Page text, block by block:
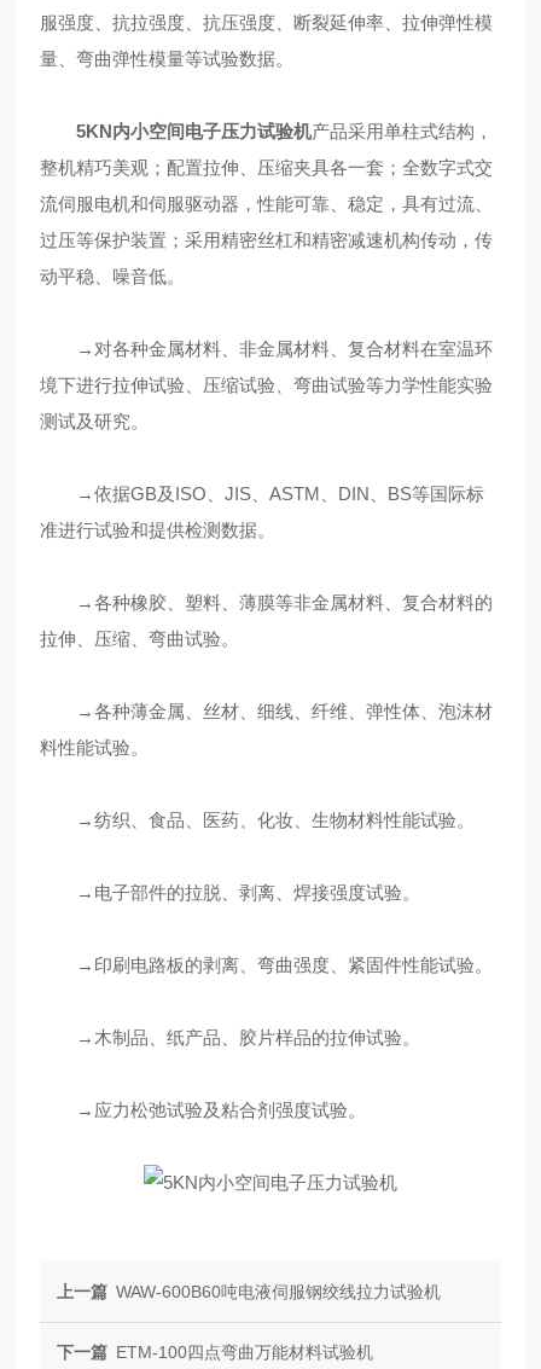
服强度、抗拉强度、抗压强度、断裂延伸率、拉伸弹性模
量、弯曲弹性模量等试验数据。
5KN内小空间电子压力试验机产品采用单柱式结构，
整机精巧美观；配置拉伸、压缩夹具各一套；全数字式交
流伺服电机和伺服驱动器，性能可靠、稳定，具有过流、
过压等保护装置；采用精密丝杠和精密减速机构传动，传
动平稳、噪音低。
→对各种金属材料、非金属材料、复合材料在室温环
境下进行拉伸试验、压缩试验、弯曲试验等力学性能实验
测试及研究。
→依据GB及ISO、JIS、ASTM、DIN、BS等国际标
准进行试验和提供检测数据。
→各种橡胶、塑料、薄膜等非金属材料、复合材料的
拉伸、压缩、弯曲试验。
→各种薄金属、丝材、细线、纤维、弹性体、泡沫材
料性能试验。
→纺织、食品、医药、化妆、生物材料性能试验。
→电子部件的拉脱、剥离、焊接强度试验。
→印刷电路板的剥离、弯曲强度、紧固件性能试验。
→木制品、纸产品、胶片样品的拉伸试验。
→应力松弛试验及粘合剂强度试验。
上一篇 WAW-600B60吨电液伺服钢绞线拉力试验机
下一篇 ETM-100四点弯曲万能材料试验机